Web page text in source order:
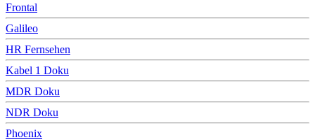
Frontal
Galileo
HR Fernsehen
Kabel 1 Doku
MDR Doku
NDR Doku
Phoenix